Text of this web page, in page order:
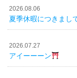
2026.08.06
夏季休暇につきまし
2026.07.27
アイーーーン